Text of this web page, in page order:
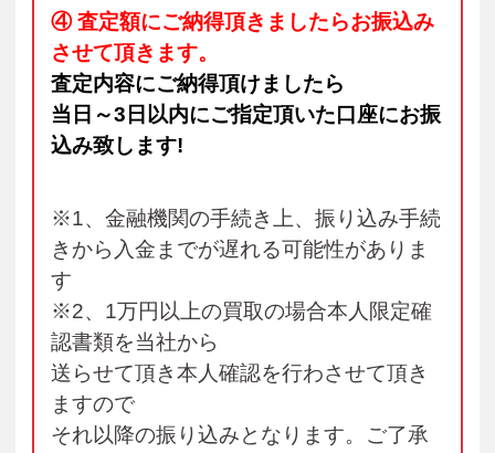
④ 査定額にご納得頂きましたらお振込み
させて頂きます。
査定内容にご納得頂けましたら
当日～3日以内にご指定頂いた口座にお振
込み致します!
※1、金融機関の手続き上、振り込み手続
きから入金までが遅れる可能性がありま
す
※2、1万円以上の買取の場合本人限定確
認書類を当社から
送らせて頂き本人確認を行わさせて頂き
ますので
それ以降の振り込みとなります。ご了承